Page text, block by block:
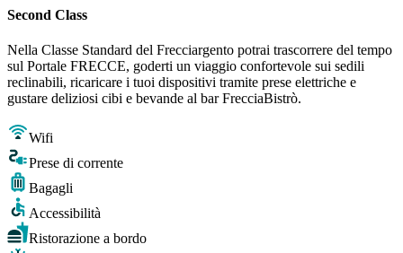
Second Class
Nella Classe Standard del Frecciargento potrai trascorrere del tempo
sul Portale FRECCE, goderti un viaggio confortevole sui sedili
reclinabili, ricaricare i tuoi dispositivi tramite prese elettriche e
gustare deliziosi cibi e bevande al bar FrecciaBistrò.
Wifi
Prese di corrente
Bagagli
Accessibilità
Ristorazione a bordo